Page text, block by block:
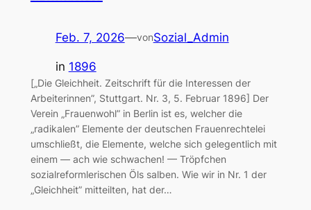
Feb. 7, 2026—vonSozial_Admin
in 1896
[„Die Gleichheit. Zeitschrift für die Interessen der
Arbeiterinnen”, Stuttgart. Nr. 3, 5. Februar 1896] Der
Verein „Frauenwohl” in Berlin ist es, welcher die
„radikalen” Elemente der deutschen Frauenrechtelei
umschließt, die Elemente, welche sich gelegentlich mit
einem — ach wie schwachen! — Tröpfchen
sozialreformlerischen Öls salben. Wie wir in Nr. 1 der
„Gleichheit” mitteilten, hat der…